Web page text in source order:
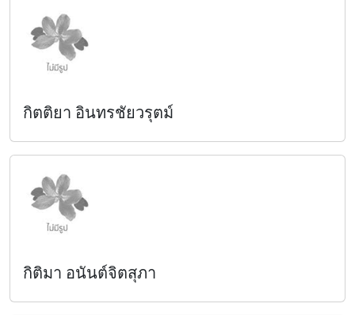
กิตติยา อินทรชัยวรุตม์
กิติมา อนันต์จิตสุภา